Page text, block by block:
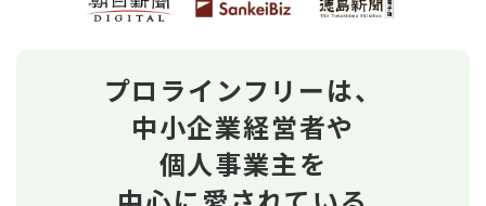
プロラインフリーは、
中小企業経営者や
個人事業主を